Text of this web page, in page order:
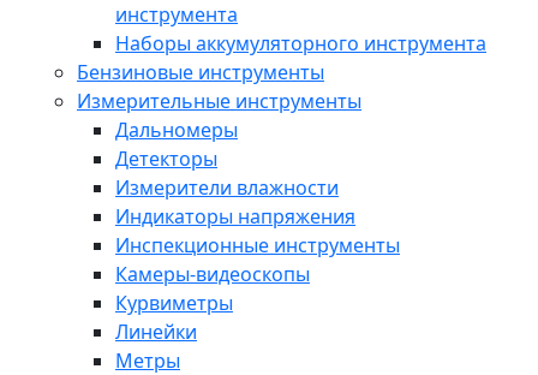
инструмента
Наборы аккумуляторного инструмента
Бензиновые инструменты
Измерительные инструменты
Дальномеры
Детекторы
Измерители влажности
Индикаторы напряжения
Инспекционные инструменты
Камеры-видеоскопы
Курвиметры
Линейки
Метры